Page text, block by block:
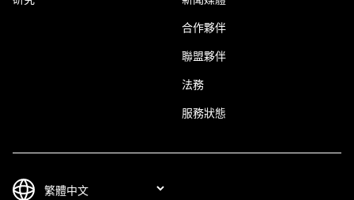
合作夥伴
聯盟夥伴
法務
服務狀態